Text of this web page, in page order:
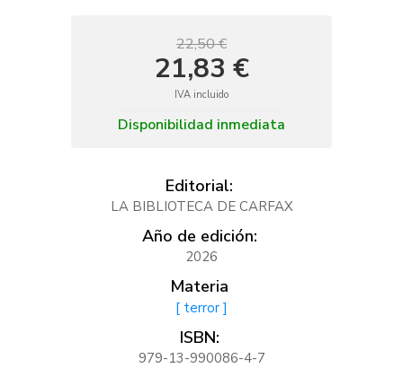
22,50 €
21,83 €
IVA incluido
Disponibilidad inmediata
Editorial:
LA BIBLIOTECA DE CARFAX
Año de edición:
2026
Materia
[ terror ]
ISBN:
979-13-990086-4-7